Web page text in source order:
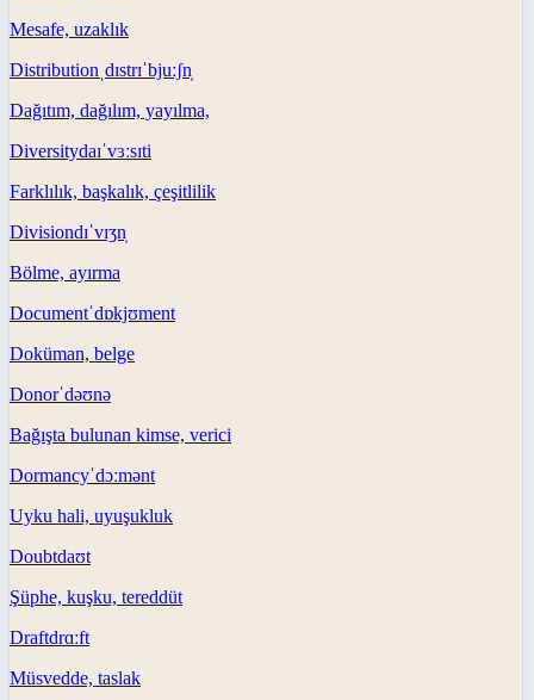
Mesafe, uzaklık
Distribution ˌdɪstrɪˈbjuːʃn̩
Dağıtım, dağılım, yayılma,
Diversitydaɪˈvɜːsɪti
Farklılık, başkalık, çeşitlilik
Divisiondɪˈvɪʒn̩
Bölme, ayırma
Documentˈdɒkjʊment
Doküman, belge
Donorˈdəʊnə
Bağışta bulunan kimse, verici
Dormancyˈdɔːmənt
Uyku hali, uyuşukluk
Doubtdaʊt
Şüphe, kuşku, tereddüt
Draftdrɑːft
Müsvedde, taslak